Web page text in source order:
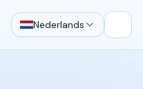
Nederlands